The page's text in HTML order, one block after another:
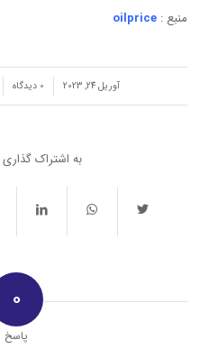
منبع : oilprice
آوریل 24, 2023
/ 0 دیدگاه‌
به اشتراک
0
پاسخ